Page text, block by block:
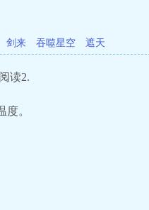
剑来 吞噬星空 遮天
读2.
。